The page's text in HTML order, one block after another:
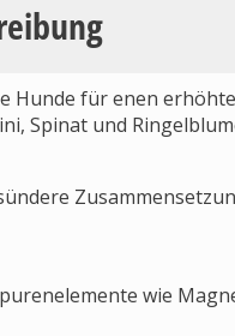
Hunde für enen
Spinat und
wie